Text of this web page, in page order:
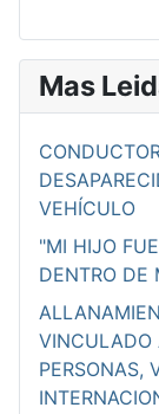
Mas
VEHÍCULO
"MI HIJO
DENTRO DE
VINCULADO
PERSONAS,